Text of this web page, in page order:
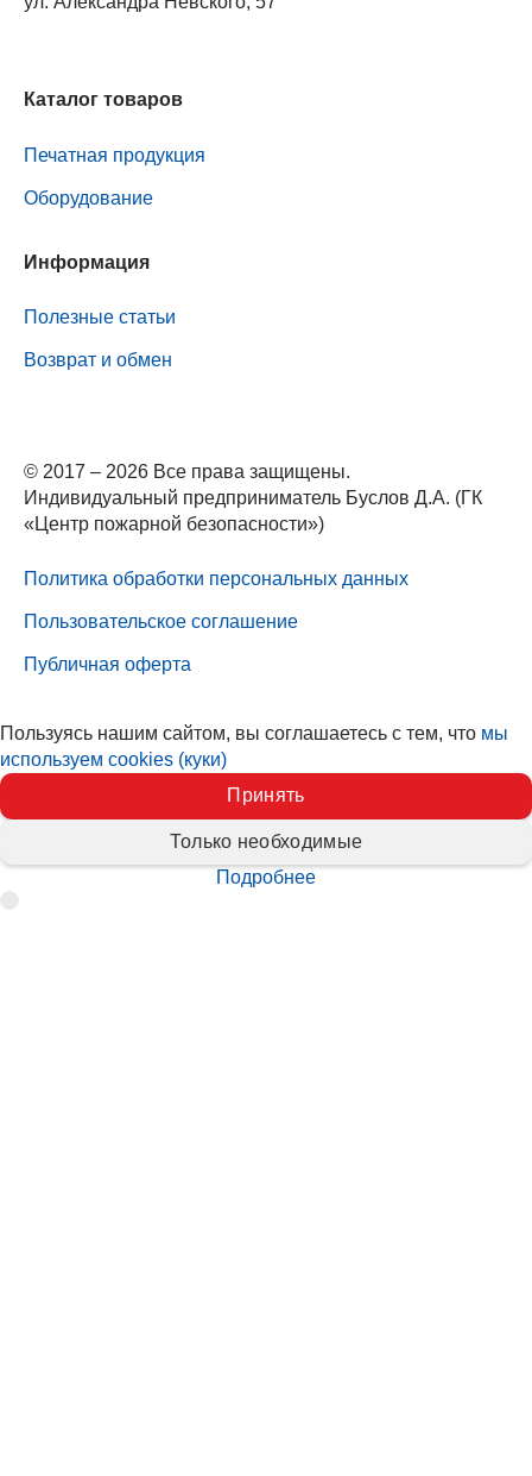
Каталог товаров
Печатная продукция
Оборудование
Информация
Полезные статьи
Возврат и обмен
© 2017 – 2026 Все права защищены.
Индивидуальный предприниматель Буслов Д.А. (ГК
«Центр пожарной безопасности»)
Политика обработки персональных данных
Пользовательское соглашение
Публичная оферта
Пользуясь нашим сайтом, вы соглашаетесь с тем, что мы
используем cookies (куки)
Принять
Только необходимые
Подробнее